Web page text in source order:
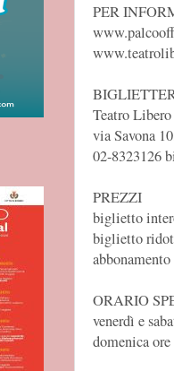
PER
Teatro Libero
via Savona
02-8323126
PREZZI
biglietto
biglietto
ORARIO
venerdì e
domenica